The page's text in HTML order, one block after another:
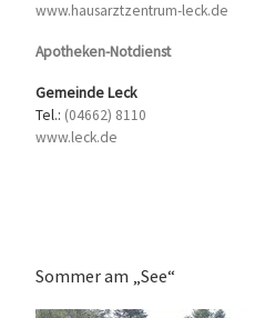
www.hausarztzentrum-leck.de
Apotheken-Notdienst
Gemeinde Leck
Tel.: (04662) 8110
www.leck.de
Sommer am „See“